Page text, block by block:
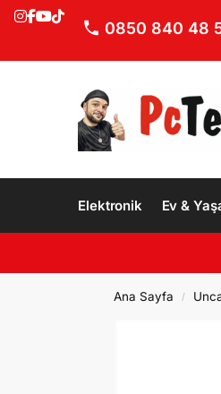
0850 840 48
Elektronik Ev &
Ana Sayfa /